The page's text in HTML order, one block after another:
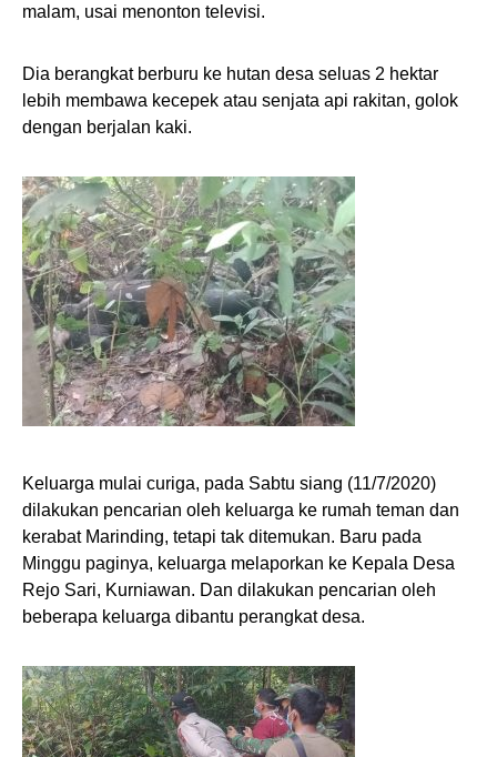
malam, usai menonton televisi.
Dia berangkat berburu ke hutan desa seluas 2 hektar
lebih membawa kecepek atau senjata api rakitan, golok
dengan berjalan kaki.
Keluarga mulai curiga, pada Sabtu siang (11/7/2020)
dilakukan pencarian oleh keluarga ke rumah teman dan
kerabat Marinding, tetapi tak ditemukan. Baru pada
Minggu paginya, keluarga melaporkan ke Kepala Desa
Rejo Sari, Kurniawan. Dan dilakukan pencarian oleh
beberapa keluarga dibantu perangkat desa.